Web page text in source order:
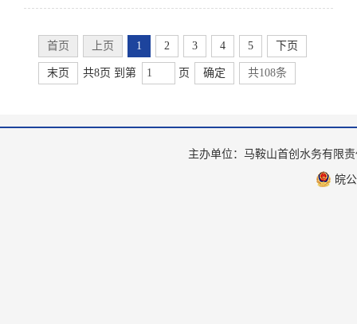
首页 上页 1 2 3 4 5 下页
末页 共8页 到第 页 确定 共108条
主办单位：马鞍山首创水务有限
皖